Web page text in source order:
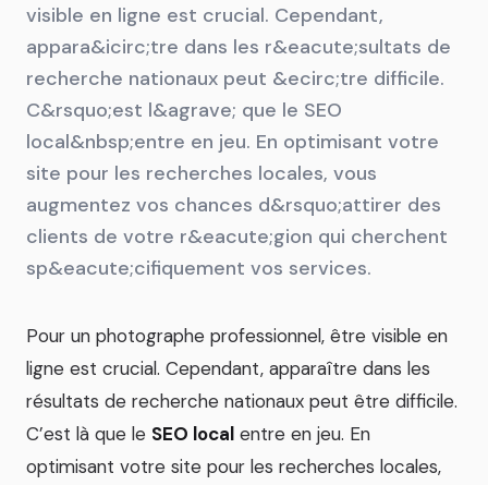
visible en ligne est crucial. Cependant,
appara&icirc;tre dans les r&eacute;sultats de
recherche nationaux peut &ecirc;tre difficile.
C&rsquo;est l&agrave; que le SEO
local&nbsp;entre en jeu. En optimisant votre
site pour les recherches locales, vous
augmentez vos chances d&rsquo;attirer des
clients de votre r&eacute;gion qui cherchent
sp&eacute;cifiquement vos services.
Pour un photographe professionnel, être visible en
ligne est crucial. Cependant, apparaître dans les
résultats de recherche nationaux peut être difficile.
C’est là que le SEO local entre en jeu. En
optimisant votre site pour les recherches locales,